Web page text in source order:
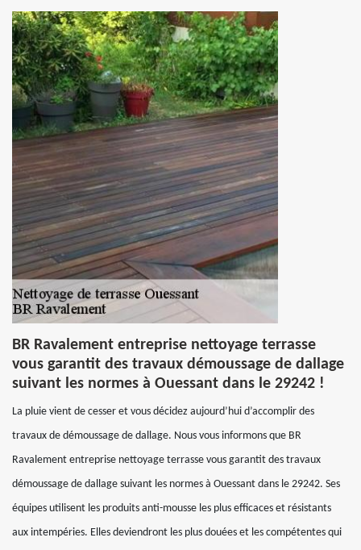
BR Ravalement entreprise nettoyage terrasse
vous garantit des travaux démoussage de dallage
suivant les normes à Ouessant dans le 29242 !
La pluie vient de cesser et vous décidez aujourd’hui d’accomplir des
travaux de démoussage de dallage. Nous vous informons que BR
Ravalement entreprise nettoyage terrasse vous garantit des travaux
démoussage de dallage suivant les normes à Ouessant dans le 29242. Ses
équipes utilisent les produits anti-mousse les plus efficaces et résistants
aux intempéries. Elles deviendront les plus douées et les compétentes qui